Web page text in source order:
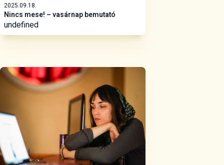
2025.09.18.
Nincs mese! – vasárnap bemutató
undefined